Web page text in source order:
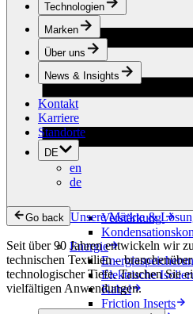
Bekleidung & Schuhe
Mode
Sportbekleidung
Schuhe
Hobbyschneiderei
Bauwesen
Entwässerung
Verstärkung
Energie
Elektrische
Kabel
Friction Inserts
Technologien
Marken
Über uns
News & Insights
Kontakt
Karriere
Standorte
DE
en
de
Go back Unsere Märkte &
Seit über 90 Jahren entwickeln wir
technischen Textilien –
technologischer Tiefe. Tauchen Sie
vielfältigen Anwendungen.